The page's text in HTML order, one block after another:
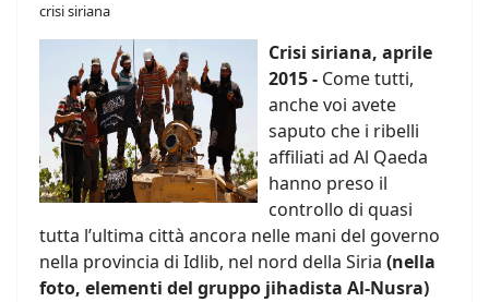
crisi siriana
Crisi siriana, aprile
2015 - Come tutti,
anche voi avete
saputo che i ribelli
affiliati ad Al Qaeda
hanno preso il
controllo di quasi
tutta l’ultima città ancora nelle mani del governo
nella provincia di Idlib, nel nord della Siria (nella
foto, elementi del gruppo jihadista Al-Nusra)